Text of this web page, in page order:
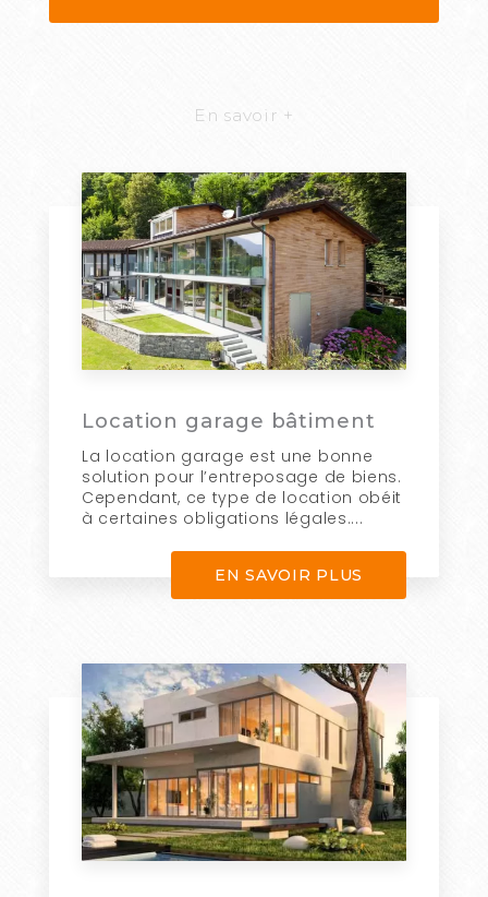
En savoir +
Location garage bâtiment
La location garage est une bonne
solution pour l’entreposage de biens.
Cependant, ce type de location obéit
à certaines obligations légales....
EN SAVOIR PLUS